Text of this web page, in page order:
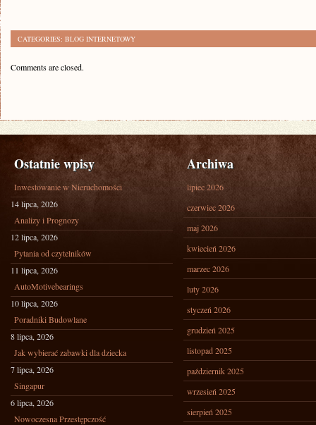
CATEGORIES: BLOG INTERNETOWY
Comments are closed.
Ostatnie wpisy
Inwestowanie w Nieruchomości
14 lipca, 2026
Analizy i Prognozy
12 lipca, 2026
Pytania od czytelników
11 lipca, 2026
AutoMotivebearings
10 lipca, 2026
Poradniki Budowlane
8 lipca, 2026
Jak wybierać zabawki dla dziecka
7 lipca, 2026
Singapur
6 lipca, 2026
Nowoczesna Przestępczość
Archiwa
lipiec 2026
czerwiec 2026
maj 2026
kwiecień 2026
marzec 2026
luty 2026
styczeń 2026
grudzień 2025
listopad 2025
październik 2025
wrzesień 2025
sierpień 2025